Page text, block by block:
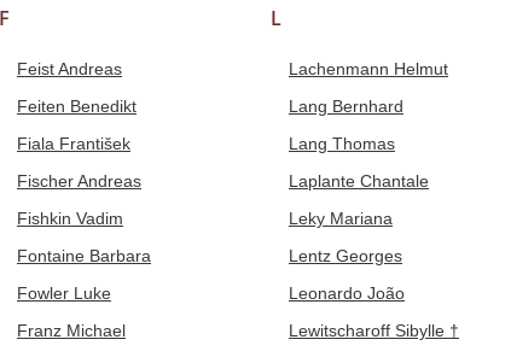
F
Feist Andreas
Feiten Benedikt
Fiala František
Fischer Andreas
Fishkin Vadim
Fontaine Barbara
Fowler Luke
Franz Michael
L
Lachenmann Helmut
Lang Bernhard
Lang Thomas
Laplante Chantale
Leky Mariana
Lentz Georges
Leonardo João
Lewitscharoff Sibylle †